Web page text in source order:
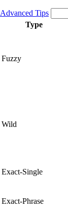
Advanced Tips
Type
Fuzzy
Wild
Exact-Single
Exact-Phrase